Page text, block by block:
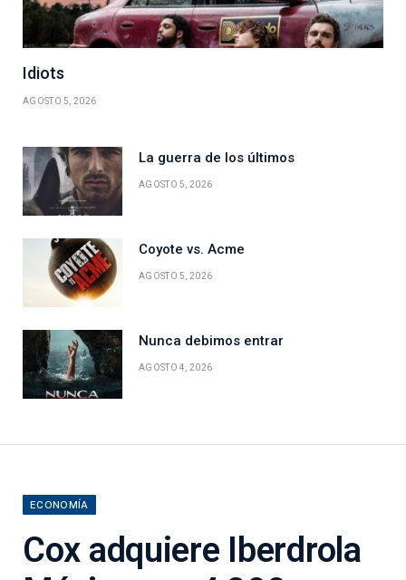
Idiots
AGOSTO 5, 2026
La guerra de los últimos
AGOSTO 5, 2026
Coyote vs. Acme
AGOSTO 5, 2026
Nunca debimos entrar
AGOSTO 4, 2026
ECONOMÍA
Cox adquiere Iberdrola